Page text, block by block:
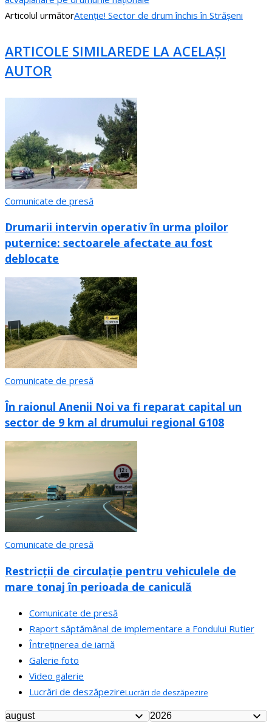
Articolul următorAtenție! Sector de drum închis în Strășeni
ARTICOLE SIMILAREDE LA ACELAȘI
AUTOR
Comunicate de presă
Drumarii intervin operativ în urma ploilor
puternice: sectoarele afectate au fost
deblocate
Comunicate de presă
În raionul Anenii Noi va fi reparat capital un
sector de 9 km al drumului regional G108
Comunicate de presă
Restricții de circulație pentru vehiculele de
mare tonaj în perioada de caniculă
Comunicate de presă
Raport săptămânal de implementare a Fondului Rutier
Întreținerea de iarnă
Galerie foto
Video galerie
Lucrări de deszăpezireLucrări de deszăpezire